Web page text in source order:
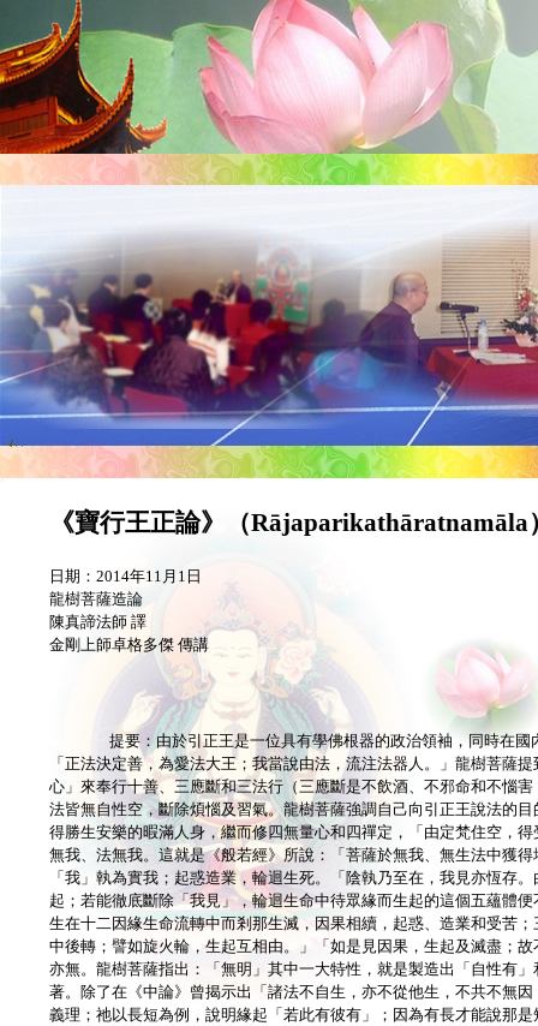
《寶行王正論》（Rājaparikathāratnamāla
日期：2014年11月1日
龍樹菩薩造論
陳真諦法師 譯
金剛上師卓格多傑 傳講
提要：由於引正王是一位具有學佛根器的政治領袖，同時在
「正法決定善，為愛法大王；我當說由法，流注法器人。」龍樹菩薩
心」來奉行十善、三應斷和三法行（三應斷是不飲酒、不邪命和不惱
法皆無自性空，斷除煩惱及習氣。龍樹菩薩強調自己向引正王說法的
得勝生安樂的暇滿人身，繼而修四無量心和四禪定，「由定梵住空，
無我、法無我。這就是《般若經》所說：「菩薩於無我、無生法中獲
「我」執為實我；起惑造業，輪迴生死。「陰執乃至在，我見亦恆存
起；若能徹底斷除「我見」，輪迴生命中待眾緣而生起的這個五蘊體
生在十二因緣生命流轉中而剎那生滅，因果相續，起惑、造業和受苦
中後轉；譬如旋火輪，生起互相由。」「如是見因果，生起及滅盡；
亦無。龍樹菩薩指出：「無明」其中一大特性，就是製造出「自性有
著。除了在《中論》曾揭示出「諸法不自生，亦不從他生，不共不無
義理；祂以長短為例，說明緣起「若此有彼有」；因為有長才能說那